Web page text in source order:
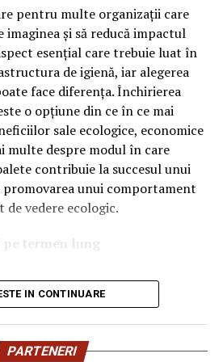
o gamă de uleiuri dezvoltate
care necesită performanțe
cu numeroase specificații ale
în special motoarelor
diesel, inclusiv celor echipate cu:
pentru multe organizații care
imaginea și să reducă impactul
esențial care trebuie luat în
de igienă, iar alegerea
face diferența. Închirierea
o opțiune din ce în ce mai
sale ecologice, economice
multe despre modul în care
contribuie la succesul unui
promovarea unui comportament
vedere ecologic.
termen lung
avantaje ale activității
este economia de costuri.
o opțiune mai rentabilă decât
permanente de toalete.
IN CONTINUARE
PARTENERI